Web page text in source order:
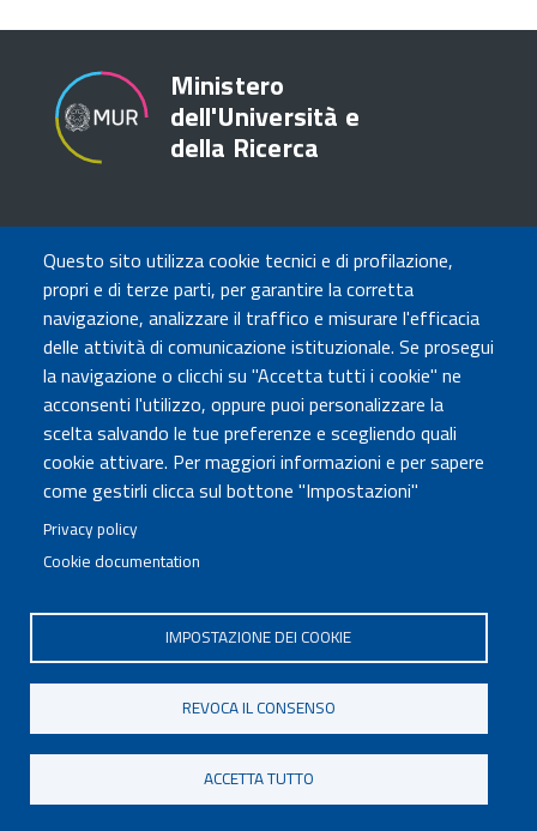
Questo sito utilizza cookie tecnici e di profilazione,
propri e di terze parti, per garantire la corretta
navigazione, analizzare il traffico e misurare l'efficacia
delle attività di comunicazione istituzionale. Se prosegui
la navigazione o clicchi su "Accetta tutti i cookie" ne
acconsenti l'utilizzo, oppure puoi personalizzare la
scelta salvando le tue preferenze e scegliendo quali
cookie attivare. Per maggiori informazioni e per sapere
come gestirli clicca sul bottone "Impostazioni"
Privacy policy
Cookie documentation
IMPOSTAZIONE DEI COOKIE
REVOCA IL CONSENSO
ACCETTA TUTTO
Ministero
dell'Università e
della Ricerca
TRASPARENZA
Amministrazione Trasparente
Atti di notifica
Albo online
Concorsi
COMUNICA CON NOI
Urp
Posta elettronica certificata
Sedi e contatti
Governo Italiano
Tutti i diritti riservati © 2020
MENU
Mappa del sito
Cookie settings